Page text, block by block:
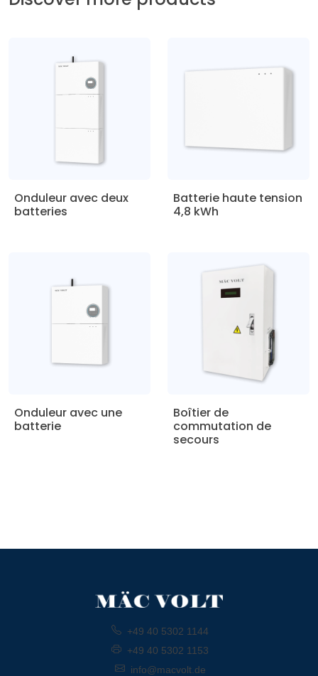
Onduleur avec deux
batteries
Batterie haute tension
4,8 kWh
Onduleur avec une
batterie
Boîtier de
commutation de
secours
+49 40 5302 1144
+49 40 5302 1153
info@macvolt.de